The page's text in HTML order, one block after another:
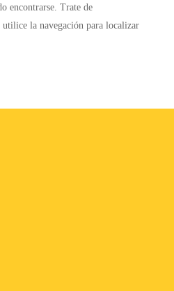
encontrarse. Trate de
utilice la navegación para localizar